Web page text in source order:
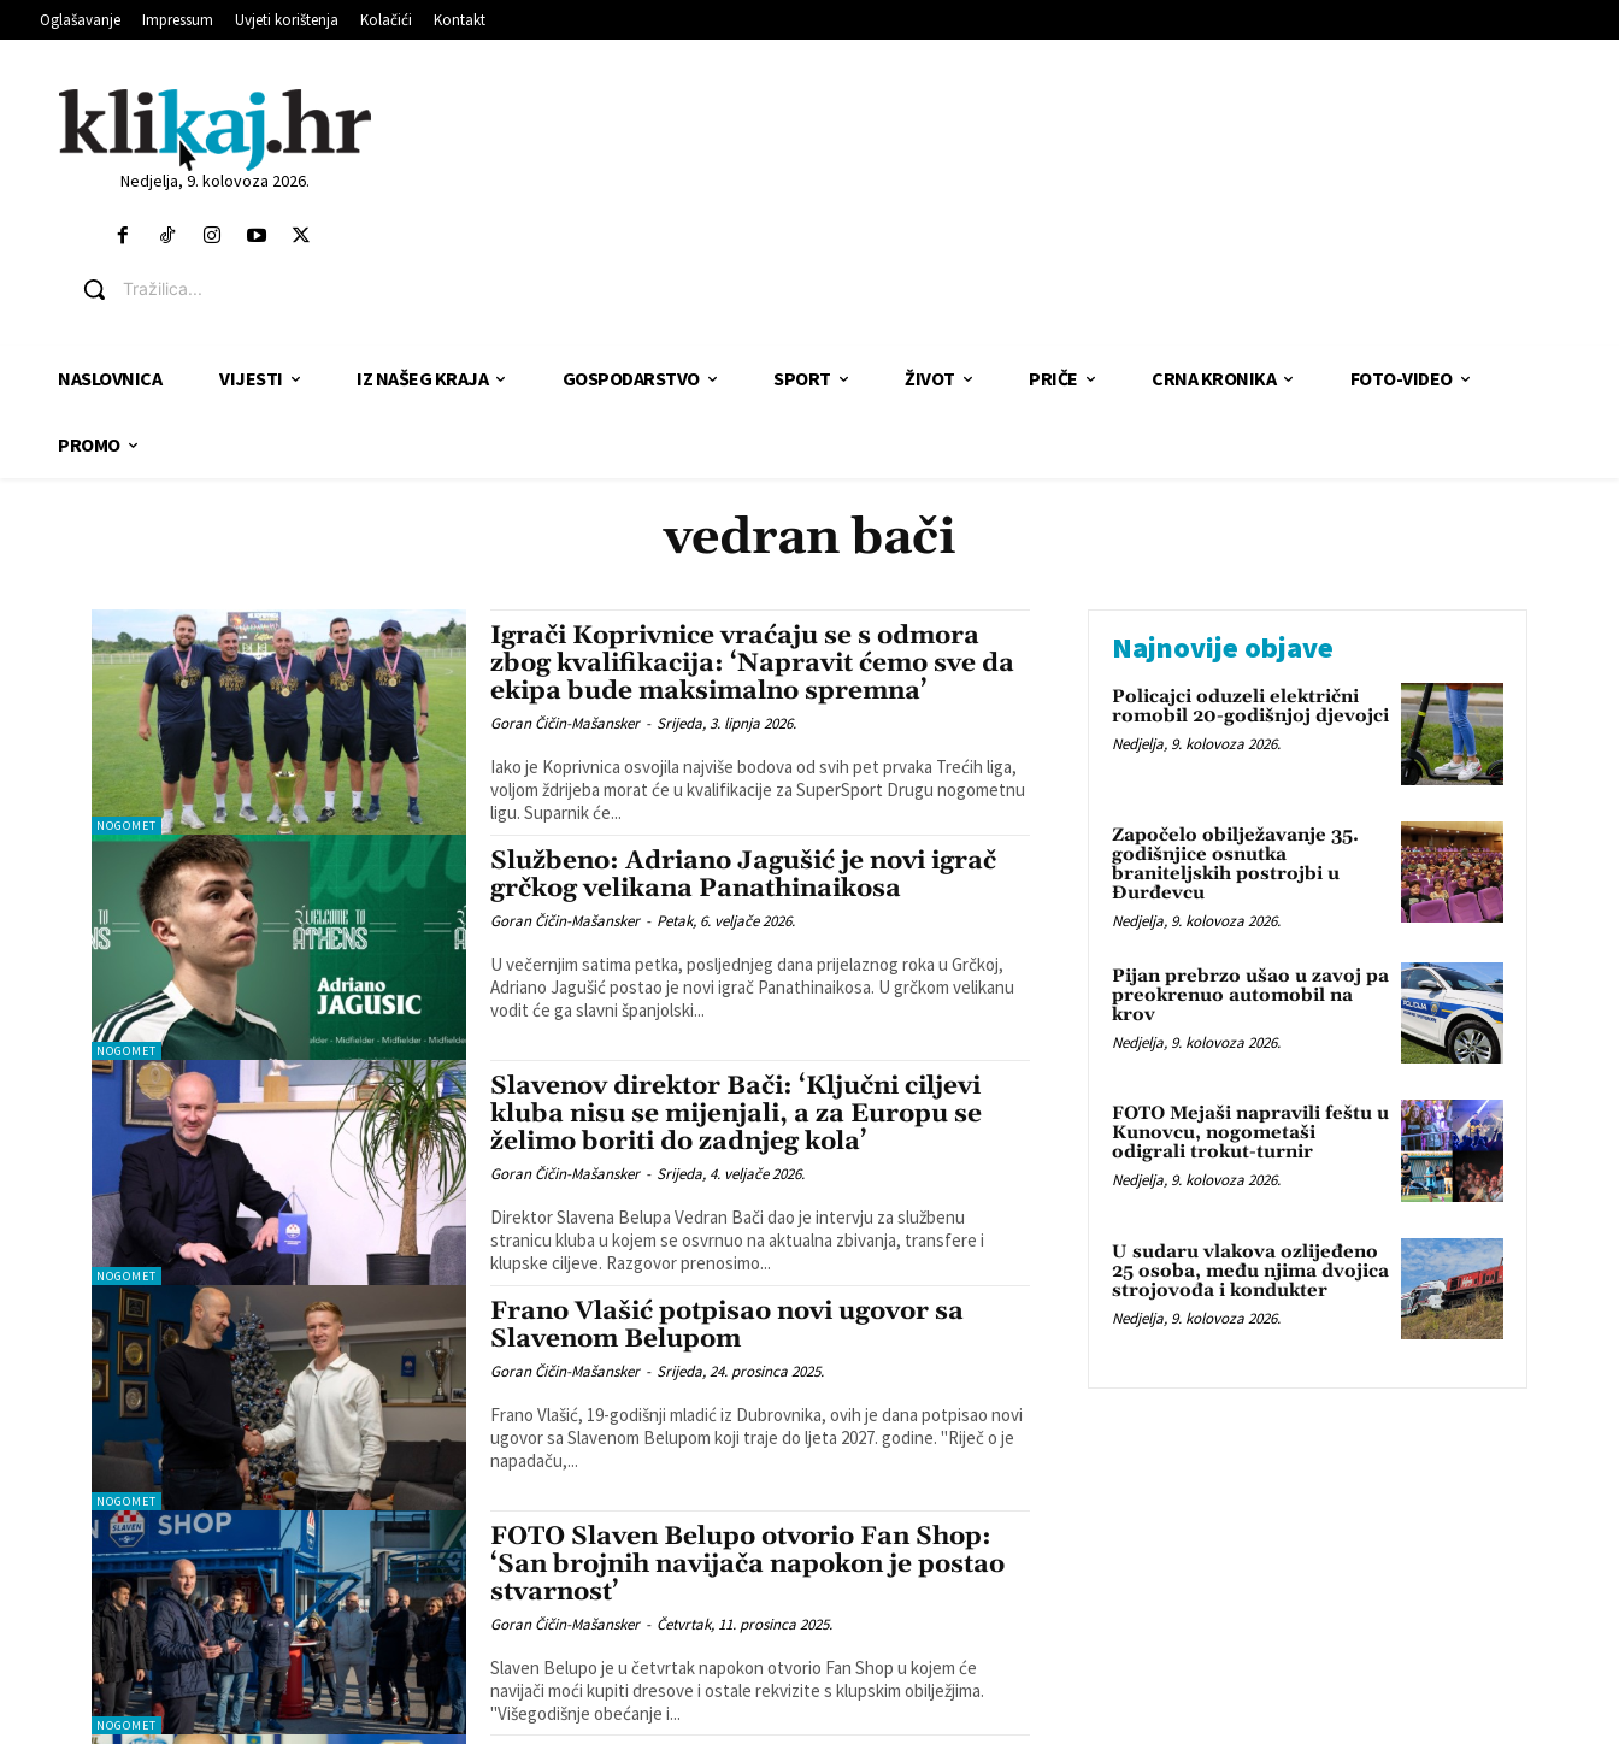
Oglašavanje Impressum Uvjeti korištenja Kolačići Kontakt
Nedjelja, 9. kolovoza 2026.
Tražilica...
NASLOVNICA VIJESTI IZ NAŠEG KRAJA GOSPODARSTVO SPORT ŽIVOT PRIČE CRNA KRONIKA FOTO-VIDEO
PROMO
vedran bači
NOGOMET
Igrači Koprivnice vraćaju se s odmora
zbog kvalifikacija: ‘Napravit ćemo sve da
ekipa bude maksimalno spremna’
Goran Čičin-Mašansker - Srijeda, 3. lipnja 2026.
Iako je Koprivnica osvojila najviše bodova od svih pet prvaka Trećih liga,
voljom ždrijeba morat će u kvalifikacije za SuperSport Drugu nogometnu
ligu. Suparnik će...
NOGOMET
Službeno: Adriano Jagušić je novi igrač
grčkog velikana Panathinaikosa
Goran Čičin-Mašansker - Petak, 6. veljače 2026.
U večernjim satima petka, posljednjeg dana prijelaznog roka u Grčkoj,
Adriano Jagušić postao je novi igrač Panathinaikosa. U grčkom velikanu
vodit će ga slavni španjolski...
NOGOMET
Slavenov direktor Bači: ‘Ključni ciljevi
kluba nisu se mijenjali, a za Europu se
želimo boriti do zadnjeg kola’
Goran Čičin-Mašansker - Srijeda, 4. veljače 2026.
Direktor Slavena Belupa Vedran Bači dao je intervju za službenu
stranicu kluba u kojem se osvrnuo na aktualna zbivanja, transfere i
klupske ciljeve. Razgovor prenosimo...
NOGOMET
Frano Vlašić potpisao novi ugovor sa
Slavenom Belupom
Goran Čičin-Mašansker - Srijeda, 24. prosinca 2025.
Frano Vlašić, 19-godišnji mladić iz Dubrovnika, ovih je dana potpisao novi
ugovor sa Slavenom Belupom koji traje do ljeta 2027. godine. ''Riječ o je
napadaču,...
NOGOMET
FOTO Slaven Belupo otvorio Fan Shop:
‘San brojnih navijača napokon je postao
stvarnost’
Goran Čičin-Mašansker - Četvrtak, 11. prosinca 2025.
Slaven Belupo je u četvrtak napokon otvorio Fan Shop u kojem će
navijači moći kupiti dresove i ostale rekvizite s klupskim obilježjima.
''Višegodišnje obećanje i...
Najnovije objave
Policajci oduzeli električni
romobil 20-godišnjoj djevojci
Nedjelja, 9. kolovoza 2026.
Započelo obilježavanje 35.
godišnjice osnutka
braniteljskih postrojbi u
Đurđevcu
Nedjelja, 9. kolovoza 2026.
Pijan prebrzo ušao u zavoj pa
preokrenuo automobil na
krov
Nedjelja, 9. kolovoza 2026.
FOTO Mejaši napravili feštu u
Kunovcu, nogometaši
odigrali trokut-turnir
Nedjelja, 9. kolovoza 2026.
U sudaru vlakova ozlijeđeno
25 osoba, među njima dvojica
strojovođa i kondukter
Nedjelja, 9. kolovoza 2026.